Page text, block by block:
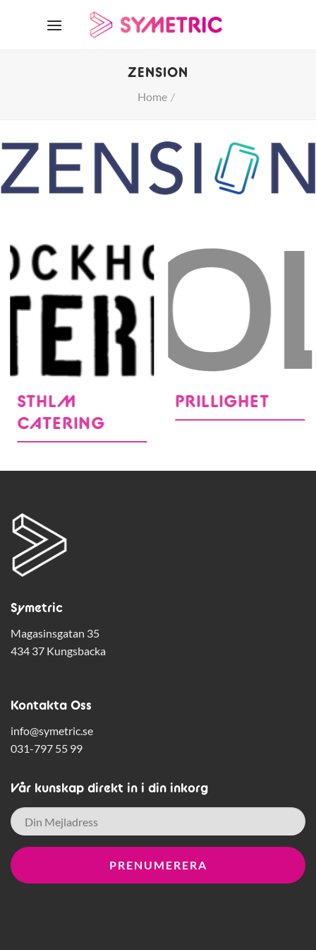
ZENSION
Home /
STHLM
CATERING
PRILLIGHET
Symetric
Magasinsgatan 35
434 37 Kungsbacka
Kontakta Oss
info@symetric.se
031-797 55 99
Vår kunskap direkt in i din inkorg
E-
post *